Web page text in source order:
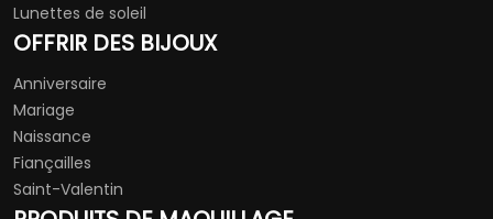
Lunettes de soleil
OFFRIR DES BIJOUX
Anniversaire
Mariage
Naissance
Fiançailles
Saint-Valentin